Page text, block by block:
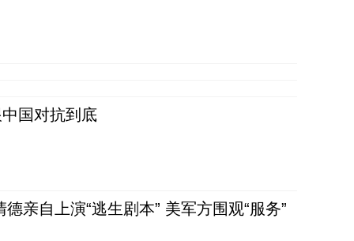
国对抗到底
亲自上演“逃生剧本” 美军方围观“服务”